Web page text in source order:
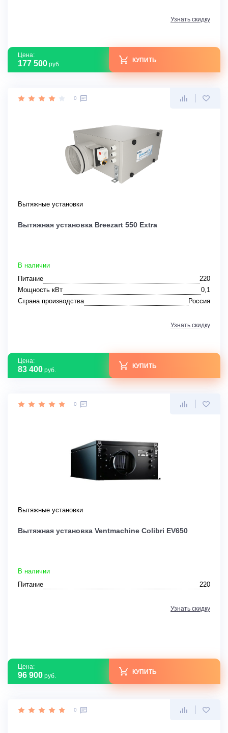
Узнать скидку
Цена:
177 500 руб.
КУПИТЬ
0
Вытяжные установки
Вытяжная установка Breezart 550 Extra
В наличии
Питание
220
Мощность кВт
0,1
Страна производства
Россия
Узнать скидку
Цена:
83 400 руб.
КУПИТЬ
0
Вытяжные установки
Вытяжная установка Ventmachine Colibri EV650
В наличии
Питание
220
Узнать скидку
Цена:
96 900 руб.
КУПИТЬ
0